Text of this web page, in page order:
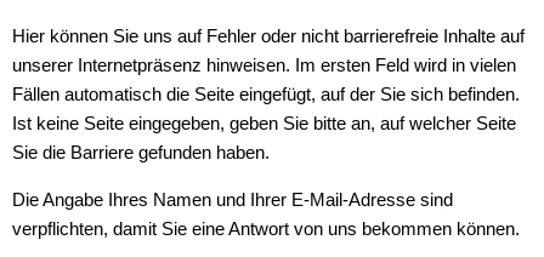
Hier können Sie uns auf Fehler oder nicht barrierefreie Inhalte auf
unserer Internetpräsenz hinweisen. Im ersten Feld wird in vielen
Fällen automatisch die Seite eingefügt, auf der Sie sich befinden.
Ist keine Seite eingegeben, geben Sie bitte an, auf welcher Seite
Sie die Barriere gefunden haben.
Die Angabe Ihres Namen und Ihrer E-Mail-Adresse sind
verpflichten, damit Sie eine Antwort von uns bekommen können.